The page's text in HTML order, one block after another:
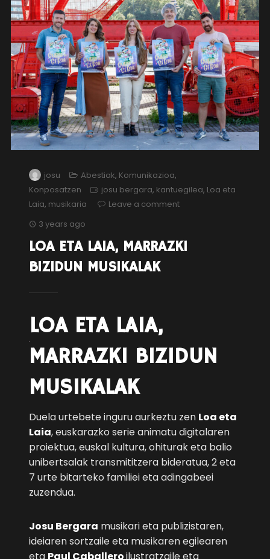
josu Abestiak, Komunikazioa,
Konposatzen
josu bergara, kantuegilea, Loa eta
Laia, musikaria
Leave a comment
3 years ago
LOA ETA LAIA, MARRAZKI
BIZIDUN MUSIKALAK
LOA ETA LAIA,
MARRAZKI BIZIDUN
MUSIKALAK
Duela urtebete inguru aurkeztu zen Loa eta
Laia, euskarazko serie animatu digitalaren
proiektua, euskal kultura, ohiturak eta balio
unibertsalak transmititzera bideratua, 2 eta
7 urte bitarteko familiei eta adingabeei
zuzendua.
Josu Bergara musikari eta publizistaren,
ideiaren sortzaile eta musikaren egilearen
eta Paul Caballeroilustratzaile eta